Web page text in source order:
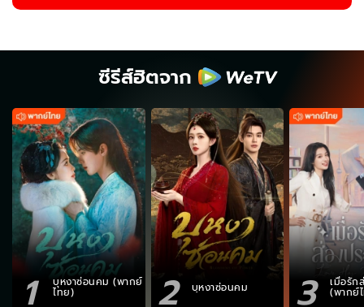
ซีรีส์ฮิตจาก
1 บุหงาซ่อนคม (พากย์
ไทย) 2 บุหงาซ่อนคม 3 เมื่อรัก
(พากย์